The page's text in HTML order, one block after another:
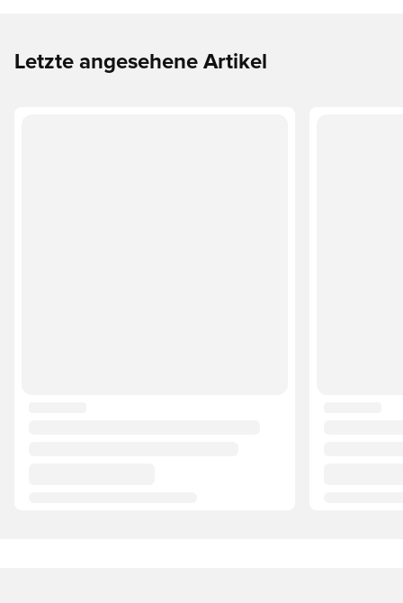
Letzte angesehene Artikel